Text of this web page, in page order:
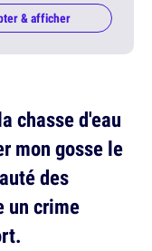
& afficher
chasse d'eau
mon gosse le
des
un crime